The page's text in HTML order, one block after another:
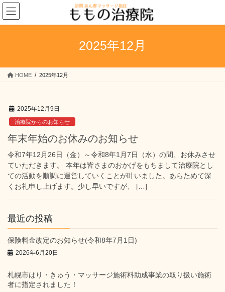
コ
ン
テ
ス
ナ
ビ
ゲ
ン
2025年12月
HOME 2025年12月
2025年12月9日
治療院からのお知らせ
年末年始のお休みのお知らせ
令和7年12月26日（金）～令和8年1月7日（水）の間、お休みさせ
ていただきます。 本年は皆さまのおかげをもちまして治療院とし
ての活動を順調に運営していくことが叶いました。あらためて深
くお礼申し上げます。少し早いですが、 […]
最近の投稿
保険料金改定のお知らせ(令和8年7月1日)
2026年6月20日
札幌市はり・きゅう・マッサージ施術料助成事業の取り扱い施術
者に指定されました！